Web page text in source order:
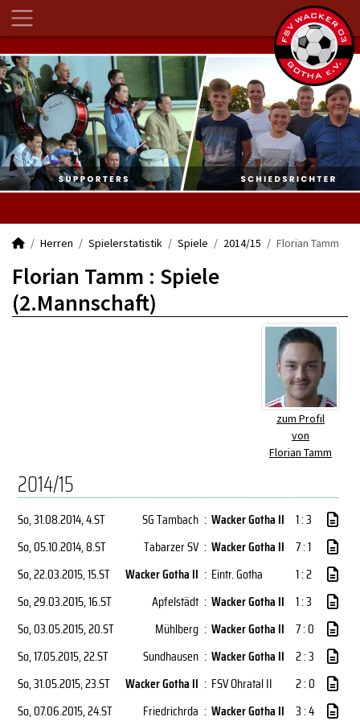
Herren Spielerstatistik Spiele 2014/15 Florian Tamm
Florian Tamm : Spiele
(2.Mannschaft)
zum Profil
von
Florian Tamm
2014/15
So, 31.08.2014, 4.ST SG Tambach : Wacker Gotha II 1 : 3
So, 05.10.2014, 8.ST Tabarzer SV : Wacker Gotha II 7 : 1
So, 22.03.2015, 15.ST Wacker Gotha II : Eintr. Gotha
1 : 2
So, 29.03.2015, 16.ST Apfelstädt : Wacker Gotha II 1 : 3
So, 03.05.2015, 20.ST Mühlberg : Wacker Gotha II 7 : 0
So, 17.05.2015, 22.ST Sundhausen : Wacker Gotha II 2 : 3
So, 31.05.2015, 23.ST Wacker Gotha II : FSV Ohratal II
2 : 0
So, 07.06.2015, 24.ST Friedrichrda : Wacker Gotha II 3 : 4